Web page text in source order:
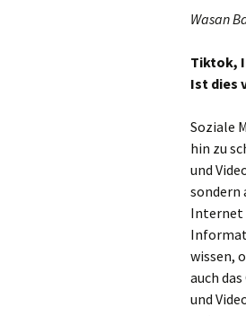
Wasan
Tiktok,
Ist dies
Soziale
hin zu
und
sondern
Internet
wissen,
auch
und